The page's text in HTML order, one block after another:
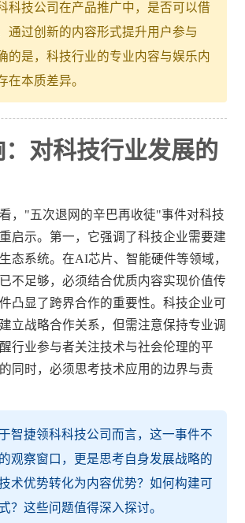
科技公司在产品推广中，是否可以借
通过创新的内容形式提升用户参与
的是，科技行业的专业内容与娱乐内
在本质差异。
对科技行业发展的
，"五次退网的辛巴再收徒"事件对科技
启示。第一，它强调了科技企业需要建
态系统。在AI芯片、智能硬件等领域，
不足够，必须结合优质内容实现价值传
凸显了跨界合作的重要性。科技企业可
立战略合作关系，但需注意保持专业调
行业参与者关注技术与社会伦理的平
同时，必须思考技术应用的边界与责
智捷领科科技公司而言，这一事件不
观察窗口，更是思考自身发展战略的
术优势转化为内容优势？如何构建可
？这些问题值得深入探讨。